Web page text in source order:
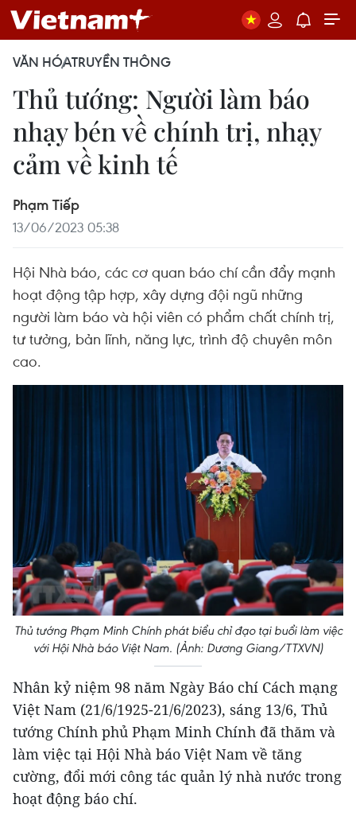
VĂN HÓATRUYỀN THÔNG
Thủ tướng: Người làm báo
nhạy bén về chính trị, nhạy
cảm về kinh tế
Phạm Tiếp
13/06/2023 05:38
Hội Nhà báo, các cơ quan báo chí cần đẩy mạnh
hoạt động tập hợp, xây dựng đội ngũ những
người làm báo và hội viên có phẩm chất chính trị,
tư tưởng, bản lĩnh, năng lực, trình độ chuyên môn
cao.
Thủ tướng Phạm Minh Chính phát biểu chỉ đạo tại buổi làm việc
với Hội Nhà báo Việt Nam. (Ảnh: Dương Giang/TTXVN)
Nhân kỷ niệm 98 năm Ngày Báo chí Cách mạng
Việt Nam (21/6/1925-21/6/2023), sáng 13/6, Thủ
tướng Chính phủ Phạm Minh Chính đã thăm và
làm việc tại Hội Nhà báo Việt Nam về tăng
cường, đổi mới công tác quản lý nhà nước trong
hoạt động báo chí.